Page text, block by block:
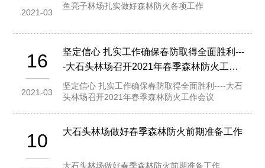
2021-03
鱼亮子林场扎实做好森林防火各项工作
16
2021-03
坚定信心 扎实工作确保春防取得全面胜利---
-大石头林场召开2021年春季森林防火工作
会议
坚定信心 扎实工作确保春防取得全面胜利----大石
头林场召开2021年春季森林防火工作会议
10 大石头林场做好春季森林防火前期准备工作
大石头林场做好春季森林防火前期准备工作